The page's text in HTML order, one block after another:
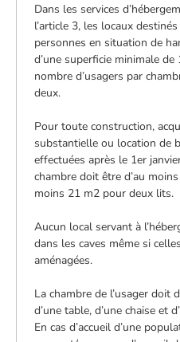
Dans les services
l’article 3, les locaux
personnes en situation de
d’une superficie minimale
nombre d’usagers par
deux.
Pour toute construction,
substantielle ou location de
effectuées après le 1er
chambre doit être d’au
moins 21 m2 pour deux lits.
Aucun local servant à
dans les caves même si
aménagées.
La chambre de l’usager doit
d’une table, d’une chaise et
En cas d’accueil d’une